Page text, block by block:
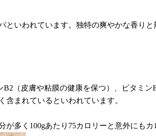
いわれています。独特の爽やかな香り
（皮膚や粘膜の健康を保つ）、ビタミ
まれているといわれています。
多く100gあたり75カロリーと意外にも